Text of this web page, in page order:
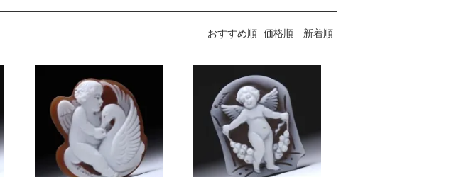
おすすめ順 価格順 新着順